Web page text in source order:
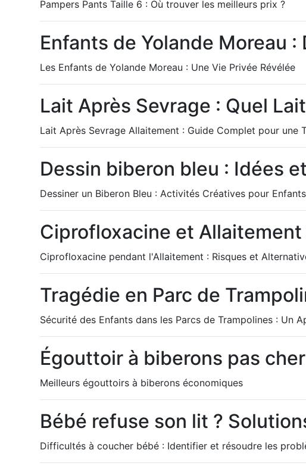
Pampers Pants Taille 6 : Où trouver les meilleurs prix ?
Enfants de Yolande Moreau
Les Enfants de Yolande Moreau : Une Vie Privée Révélée
Lait Après Sevrage : Quel
Lait Après Sevrage Allaitement : Guide Complet pour une
Dessin biberon bleu : Idées
Dessiner un Biberon Bleu : Activités Créatives pour Enfants
Ciprofloxacine et
Ciprofloxacine pendant l'Allaitement : Risques et
Tragédie en Parc de
Sécurité des Enfants dans les Parcs de Trampolines : Un
Égouttoir à biberons pas
Meilleurs égouttoirs à biberons économiques
Bébé refuse son lit ?
Difficultés à coucher bébé : Identifier et résoudre les